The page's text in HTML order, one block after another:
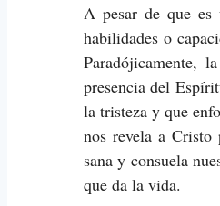
A pesar de que es
habilidades o
Paradójicamente,
presencia del
la tristeza y que
nos revela a Cristo
sana y consuela
que da la vida.